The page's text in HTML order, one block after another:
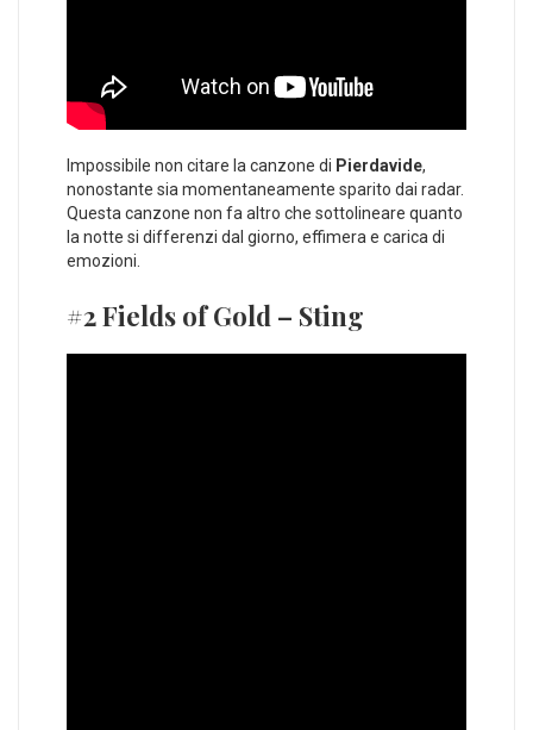
Impossibile non citare la canzone di Pierdavide,
nonostante sia momentaneamente sparito dai radar.
Questa canzone non fa altro che sottolineare quanto
la notte si differenzi dal giorno, effimera e carica di
emozioni.
#2 Fields of Gold – Sting